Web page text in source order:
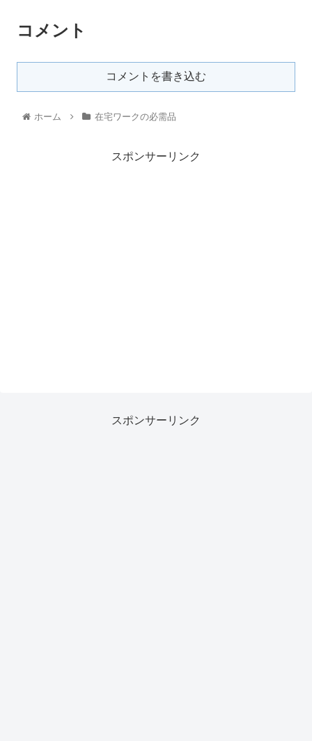
コメント
コメントを書き込む
ホーム 在宅ワークの必需品
スポンサーリンク
スポンサーリンク